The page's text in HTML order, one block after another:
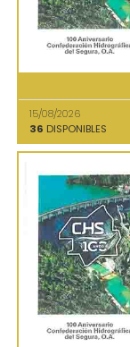
15/08/2026
36 DISPONIBLES